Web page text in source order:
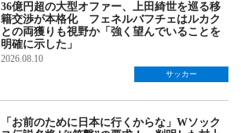
36億円超の大型オファー、上田綺世を巡る移
籍交渉が本格化 フェネルバフチェはルカク
との両獲りも視野か「強く望んでいることを
明確に示した」
2026.08.10
サッカー
「お前のために日本に行くからな」Wソック